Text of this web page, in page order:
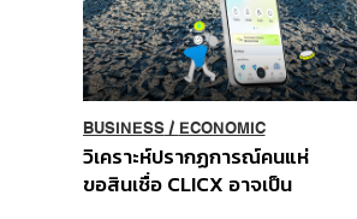
BUSINESS/ ECONOMIC
วิเคราะห์ปรากฏการณ์คนแห่
ขอสินเชื่อ CLICX อาจเป็น